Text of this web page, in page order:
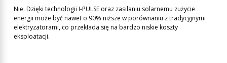
Nie. Dzięki technologii I-PULSE oraz zasilaniu solarnemu zużycie
energii może być nawet o 90% niższe w porównaniu z tradycyjnymi
elektryzatorami, co przekłada się na bardzo niskie koszty
eksploatacji.